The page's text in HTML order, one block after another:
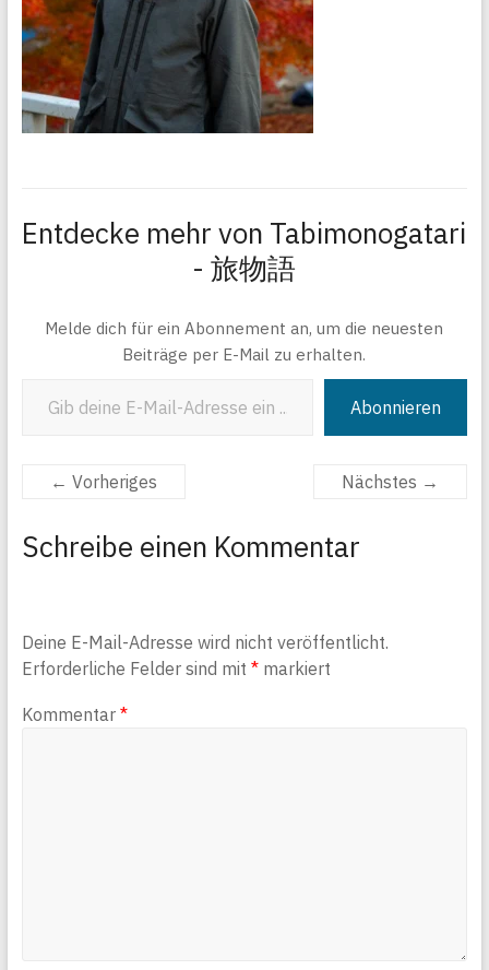
Entdecke mehr von Tabimonogatari
- 旅物語
Melde dich für ein Abonnement an, um die neuesten
Beiträge per E-Mail zu erhalten.
Abonnieren
← Vorheriges Nächstes →
Schreibe einen Kommentar
Deine E-Mail-Adresse wird nicht veröffentlicht.
Erforderliche Felder sind mit *markiert
Kommentar *